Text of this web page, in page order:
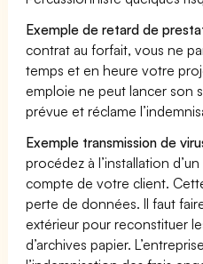
Exemple de retard de
contrat au forfait, vous ne
temps et en heure votre
emploie ne peut lancer son
prévue et réclame
Exemple transmission de
procédez à l’installation
compte de votre client.
perte de données. Il faut
extérieur pour reconstituer
d’archives papier.